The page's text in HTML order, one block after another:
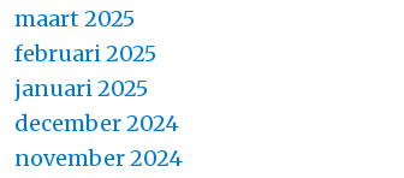
maart 2025
februari 2025
januari 2025
december 2024
november 2024